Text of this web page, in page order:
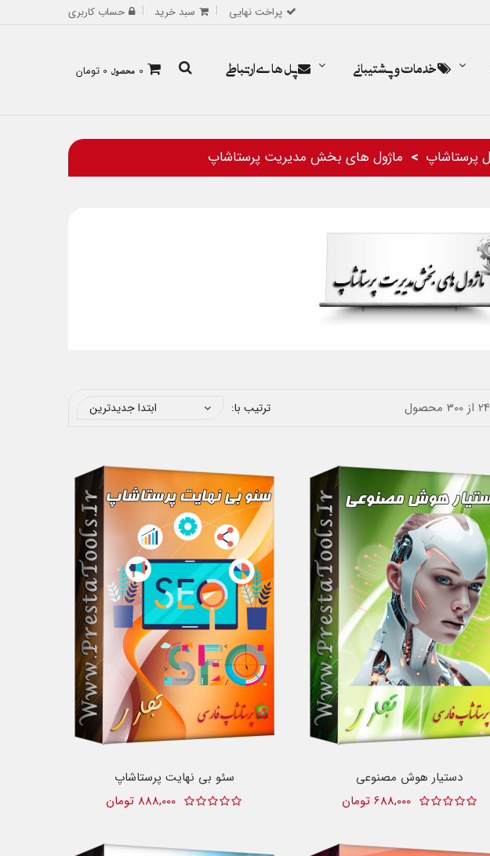
پراخت نهایی سبد خرید حساب کاربری
0 محصول 0 تومان خدمات و پشتیبانی پل های ارتباطی
پرستاشاپ ماژول های بخش مدیریت پرستاشاپ
ترتیب با: ابتدا جدیدترین
دستیار هوش مصنوعی
688,000 تومان
سئو بی نهایت پرستاشاپ
888,000 تومان